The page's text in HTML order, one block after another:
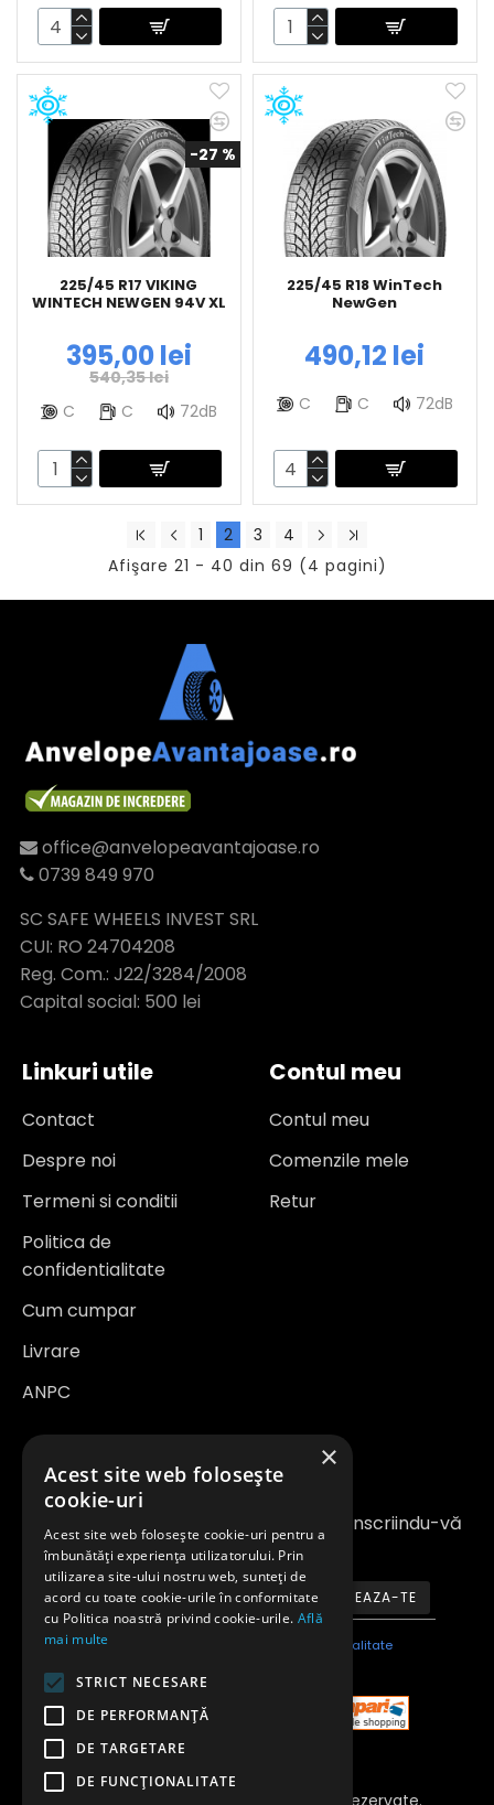
-27 %
225/45 R17 VIKING
WINTECH NEWGEN 94V XL
395,00 lei
540,35 lei
C
C 72dB
225/45 R18 WinTech
NewGen
490,12 lei
C C 72dB
1 2 3
4
Afişare 21 - 40 din 69 (4 pagini)
office@anvelopeavantajoase.ro
0739 849 970
SC SAFE WHEELS INVEST SRL
CUI: RO 24704208
Reg. Com.: J22/3284/2008
Capital social: 500 lei
Linkuri utile
Contact
Despre noi
Termeni si conditii
Politica de
confidentialitate
Cum cumpar
Livrare
ANPC
Contul meu
Contul meu
Comenzile mele
Retur
Newsletter
Fiți la curent cu noutățile și promoțiile înscriindu-vă
la newsletter-ul nostru
ABONEAZA-TE
Am citit şi sunt de acord cu Politica de confidentialitate
Copyright 2023 © Toate Drepturile Rezervate.
×
Acest site web folosește
cookie-uri
Acest site web folosește cookie-uri pentru a
îmbunătăți experiența utilizatorului. Prin
utilizarea site-ului nostru web, sunteți de
acord cu toate cookie-urile în conformitate
cu Politica noastră privind cookie-urile. Află
mai multe
STRICT NECESARE
DE PERFORMANȚĂ
DE TARGETARE
DE FUNCŢIONALITATE